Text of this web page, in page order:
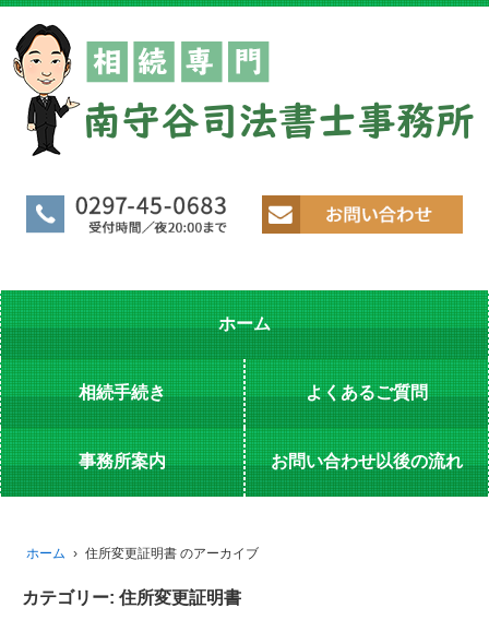
ホーム
相続手続き よくあるご質問
事務所案内 お問い合わせ以後の流れ
ホーム › 住所変更証明書 のアーカイブ
カテゴリー: 住所変更証明書